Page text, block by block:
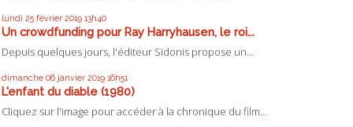
lundi 25 février 2019 13h40
Un crowdfunding pour Ray Harryhausen, le roi...
Depuis quelques jours, l'éditeur Sidonis propose un...
dimanche 06 janvier 2019 16h51
L'enfant du diable (1980)
Cliquez sur l'image pour accéder à la chronique du film...